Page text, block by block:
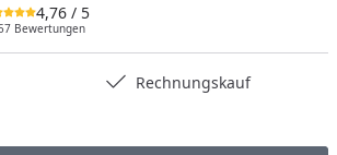
4,76 / 5
Bewertungen
Rechnungskauf